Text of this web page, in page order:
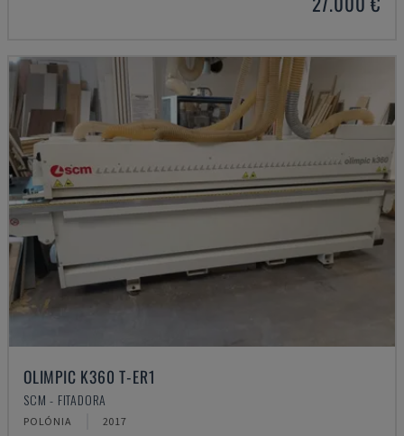
OLIMPIC K360 T-ER1
SCM - FITADORA
POLÓNIA 2017